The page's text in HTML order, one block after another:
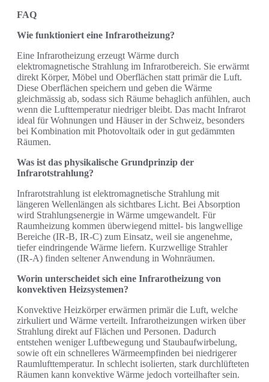
FAQ
Wie funktioniert eine Infrarotheizung?
Eine Infrarotheizung erzeugt Wärme durch
elektromagnetische Strahlung im Infrarotbereich. Sie erwärmt
direkt Körper, Möbel und Oberflächen statt primär die Luft.
Diese Oberflächen speichern und geben die Wärme
gleichmässig ab, sodass sich Räume behaglich anfühlen, auch
wenn die Lufttemperatur niedriger bleibt. Das macht Infrarot
ideal für Wohnungen und Häuser in der Schweiz, besonders
bei Kombination mit Photovoltaik oder in gut gedämmten
Räumen.
Was ist das physikalische Grundprinzip der
Infrarotstrahlung?
Infrarotstrahlung ist elektromagnetische Strahlung mit
längeren Wellenlängen als sichtbares Licht. Bei Absorption
wird Strahlungsenergie in Wärme umgewandelt. Für
Raumheizung kommen überwiegend mittel- bis langwellige
Bereiche (IR‑B, IR‑C) zum Einsatz, weil sie angenehme,
tiefer eindringende Wärme liefern. Kurzwellige Strahler
(IR‑A) finden seltener Anwendung in Wohnräumen.
Worin unterscheidet sich eine Infrarotheizung von
konvektiven Heizsystemen?
Konvektive Heizkörper erwärmen primär die Luft, welche
zirkuliert und Wärme verteilt. Infrarotheizungen wirken über
Strahlung direkt auf Flächen und Personen. Dadurch
entstehen weniger Luftbewegung und Staubaufwirbelung,
sowie oft ein schnelleres Wärmeempfinden bei niedrigerer
Raumlufttemperatur. In schlecht isolierten, stark durchlüfteten
Räumen kann konvektive Wärme jedoch vorteilhafter sein.